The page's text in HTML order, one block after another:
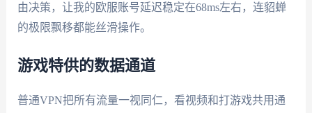
由决策，让我的欧服账号延迟稳定在68ms左右，连貂蝉
的极限飘移都能丝滑操作。
游戏特供的数据通道
普通VPN把所有流量一视同仁，看视频和打游戏共用通